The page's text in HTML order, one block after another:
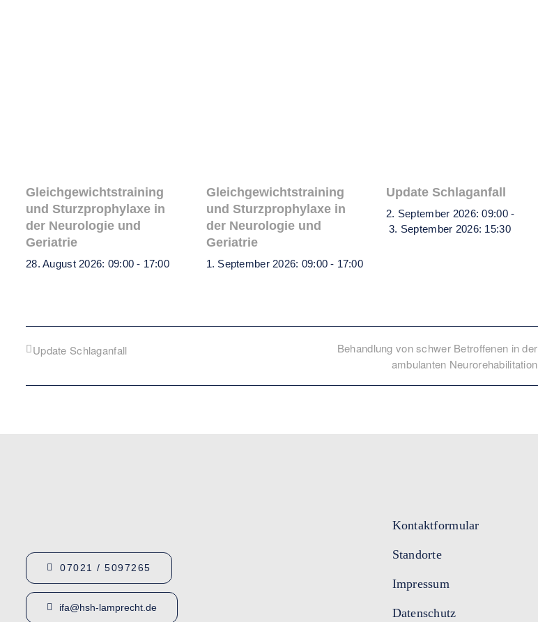
Gleichgewichtstraining
und Sturzprophylaxe in
der Neurologie und
Geriatrie
28. August 2026: 09:00 - 17:00
Gleichgewichtstraining
und Sturzprophylaxe in
der Neurologie und
Geriatrie
1. September 2026: 09:00 - 17:00
Update Schlaganfall
2. September 2026: 09:00 -
3. September 2026: 15:30
Update Schlaganfall
Behandlung von schwer Betroffenen in der
ambulanten Neurorehabilitation
07021 / 5097265
ifa@hsh-lamprecht.de
Kontaktformular
Standorte
Impressum
Datenschutz